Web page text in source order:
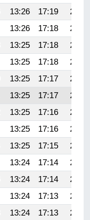
13:26 17:19
20:35
13:26 17:18
20:34
13:25 17:18
20:33
13:25 17:18
20:32
13:25 17:17
20:30
13:25 17:17
20:29
13:25 17:16
20:28
13:25 17:16
20:26
13:25 17:15
20:25
13:24 17:14
20:24
13:24 17:14
20:22
13:24 17:13
20:21
13:24 17:13
20:20